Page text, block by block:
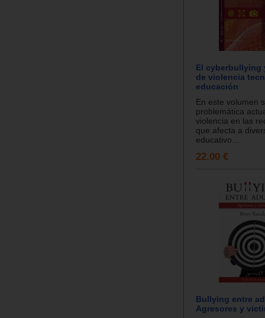
El cyberbullying
de violencia
educación
En este volumen
problemática
violencia en las
que afecta a
educativo...
22.00 €
Bullying entre
Agresores y